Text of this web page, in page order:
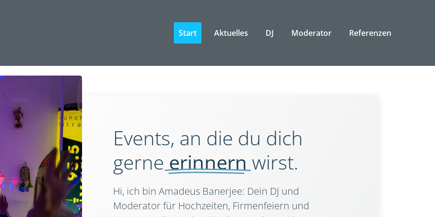
Start Aktuelles DJ Moderator Referenzen
Events, an die du dich
gerneerinnernwirst.
Hi, ich bin Amadeus Banerjee: Dein DJ und
Moderator für Hochzeiten, Firmenfeiern und